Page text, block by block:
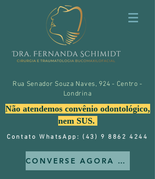
Rua Senador Souza Naves, 924 - Centro -
Londrina
Não atendemos convênio odontológico,
nem SUS.
Contato WhatsApp: (43) 9 8862 4244
CONVERSE AGORA MESMO CONOSCO